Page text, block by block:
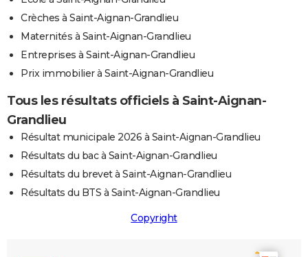
Crèches à Saint-Aignan-Grandlieu
Maternités à Saint-Aignan-Grandlieu
Entreprises à Saint-Aignan-Grandlieu
Prix immobilier à Saint-Aignan-Grandlieu
Tous les résultats officiels à Saint-Aignan-
Grandlieu
Résultat municipale 2026 à Saint-Aignan-Grandlieu
Résultats du bac à Saint-Aignan-Grandlieu
Résultats du brevet à Saint-Aignan-Grandlieu
Résultats du BTS à Saint-Aignan-Grandlieu
Copyright